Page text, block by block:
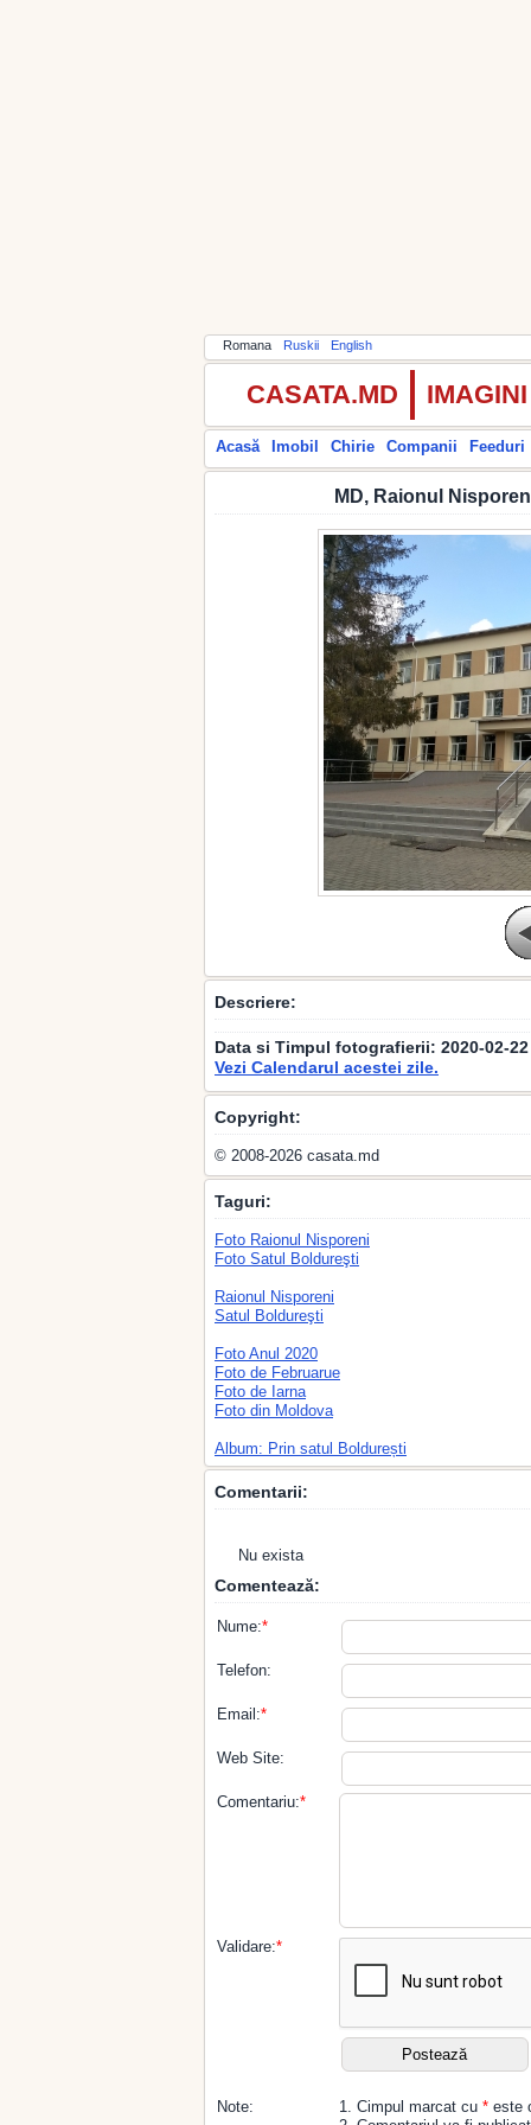
Romana Ruskii English
CASATA.MD
Acasă Imobil Chirie Companii Feeduri
MD, Raionul
Descriere:
Data si Timpul fotografierii: 2020-02-
Vezi Calendarul acestei zile.
Copyright:
© 2008-2026 casata.md
Taguri:
Foto Raionul Nisporeni
Foto Satul Boldureşti
Raionul Nisporeni
Satul Boldureşti
Foto Anul 2020
Foto de Februarue
Foto de Iarna
Foto din Moldova
Album: Prin satul Boldurești
Comentarii:
Nu exista
Comentează:
Nume:*
Telefon:
Email:*
Web Site:
Comentariu:*
Validare:*
Note: 1. Cimpul marcat cu * este